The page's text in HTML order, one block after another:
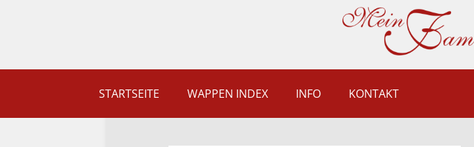
STARTSEITE WAPPEN INDEX INFO KONTAKT